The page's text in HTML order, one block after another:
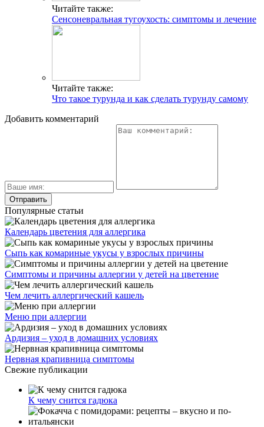
Читайте также:
Сенсоневральная тугоухость: симптомы и лечение
Читайте также:
Что такое турунда и как сделать турунду самому
Добавить комментарий
Популярные статьи
Календарь цветения для аллергика
Сыпь как комариные укусы у взрослых причины
Симптомы и причины аллергии у детей на цветение
Чем лечить аллергический кашель
Меню при аллергии
Ардизия – уход в домашних условиях
Нервная крапивница симптомы
Свежие публикации
К чему снится гадюка